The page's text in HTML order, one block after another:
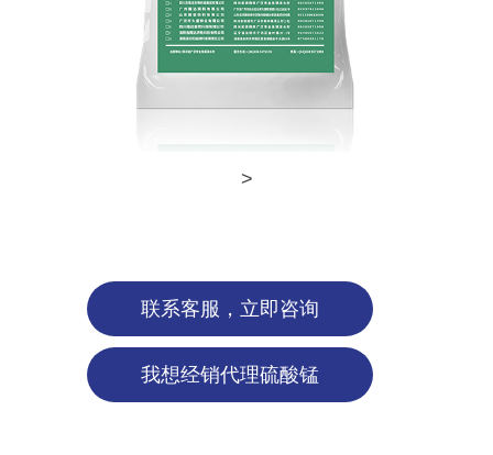
>
联系客服，立即咨询
我想经销代理硫酸锰